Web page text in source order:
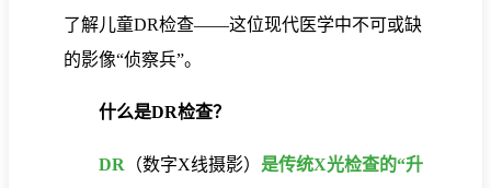
了解儿童DR检查——这位现代医学中不可或缺
的影像“侦察兵”。
什么是DR检查？
DR （数字X线摄影） 是传统X光检查的“升